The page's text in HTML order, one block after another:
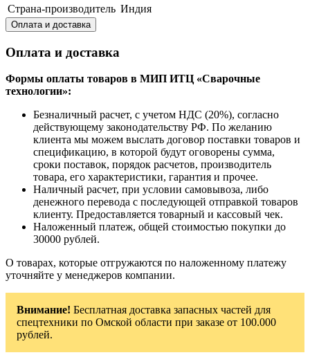
Страна-производитель Индия
Оплата и доставка
Оплата и доставка
Формы оплаты товаров в МИП ИТЦ «Сварочные
технологии»:
Безналичный расчет, с учетом НДС (20%), согласно
действующему законодательству РФ. По желанию
клиента мы можем выслать договор поставки товаров и
спецификацию, в которой будут оговорены сумма,
сроки поставок, порядок расчетов, производитель
товара, его характеристики, гарантия и прочее.
Наличный расчет, при условии самовывоза, либо
денежного перевода с последующей отправкой товаров
клиенту. Предоставляется товарный и кассовый чек.
Наложенный платеж, общей стоимостью покупки до
30000 рублей.
О товарах, которые отгружаются по наложенному платежу
уточняйте у менеджеров компании.
Внимание! Бесплатная доставка запасных частей для
спецтехники по Омской области при заказе от 100.000
рублей.